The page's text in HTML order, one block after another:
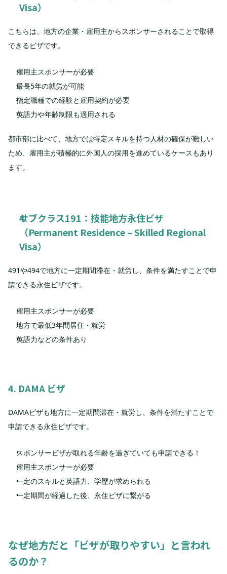
Visa）
こちらは、地方の企業・雇用主からスポンサーされることで取得
できるビザです。
雇用主スポンサーが必要
最長5年の就労が可能
指定職種での経験と雇用契約が必要
英語力や年齢制限も適用される
都市部に比べて、地方では特定スキルを持つ人材の確保が難しい
ため、雇用主が積極的に外国人の採用を進めているケースもあり
ます。
サブクラス191：技能地方永住ビザ
（Permanent Residence – Skilled Regional
Visa）
491や494で地方に一定期間滞在・就労し、条件を満たすことで申
請できる永住ビザです。
雇用主スポンサーが必要
地方で最低3年間居住・就労
英語力などの条件あり
4. DAMA ビザ
DAMAビザも地方に一定期間滞在・就労し、条件を満たすことで
申請できる永住ビザです。
スポンサービザが取れる年齢を過ぎていても申請できる！
雇用主スポンサーが必要
一定のスキルと英語力、学歴が求められる
一定期間が経過した後、永住ビザに繋がる
なぜ地方だと「ビザが取りやすい」と言われ
るのか？